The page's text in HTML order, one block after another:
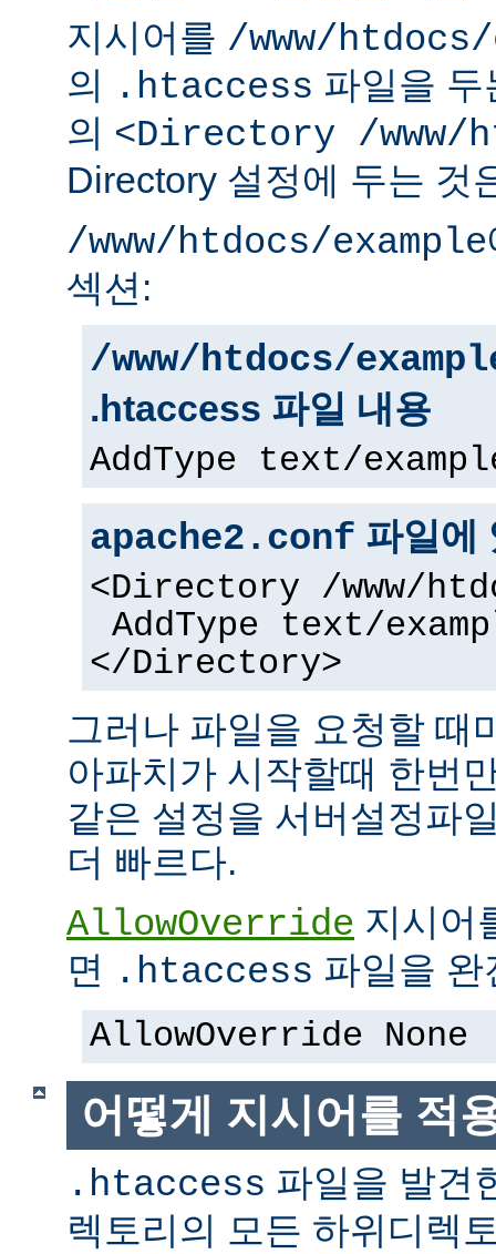
지시어를 /www/
의
.htaccess 파일을
의 <Directory /www/
Directory 설정에 두는 것
/www/htdocs/example
섹션:
/www/htdocs/
.htaccess 파일 내용
AddType text/
apache2.conf 파일에
<Directory /www/
AddType text/
</Directory>
그러나 파일을 요청할 때
아파치가 시작할때 한번
같은 설정을 서버설정파
더 빠르다.
AllowOverride 지시어
면 .htaccess 파일을
AllowOverride None
어떻게 지시어를 적
.htaccess 파일을 발견
렉토리의 모든 하위디렉